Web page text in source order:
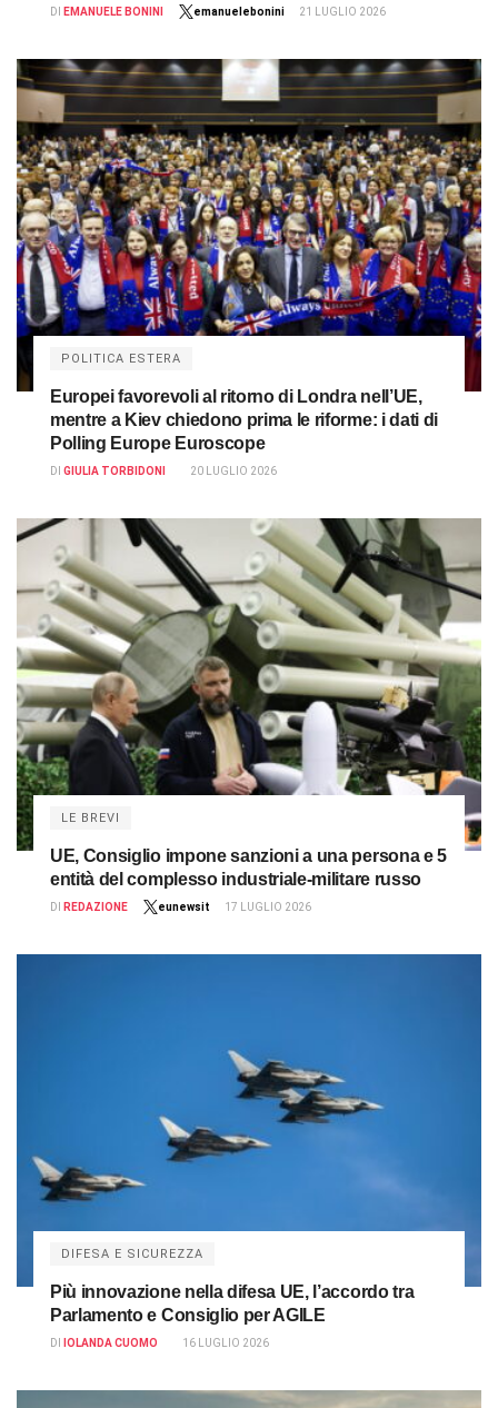
DI EMANUELE BONINI emanuelebonini 21 LUGLIO 2026
POLITICA ESTERA
Europei favorevoli al ritorno di Londra nell’UE,
mentre a Kiev chiedono prima le riforme: i dati di
Polling Europe Euroscope
DI GIULIA TORBIDONI 20 LUGLIO 2026
LE BREVI
UE, Consiglio impone sanzioni a una persona e 5
entità del complesso industriale-militare russo
DI REDAZIONE eunewsit 17 LUGLIO 2026
DIFESA E SICUREZZA
Più innovazione nella difesa UE, l’accordo tra
Parlamento e Consiglio per AGILE
DI IOLANDA CUOMO 16 LUGLIO 2026